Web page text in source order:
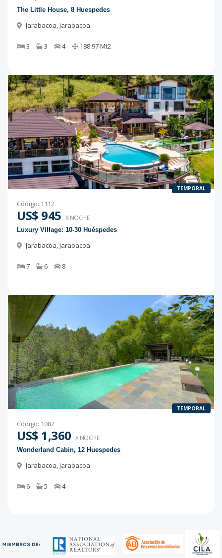
The Little House, 8 Huespedes
Jarabacoa,Jarabacoa
3 3 4 188.97Mt2
TEMPORAL
Código: 1112
US$ 945 X NOCHE
Luxury Village: 10-30 Huéspedes
Jarabacoa,Jarabacoa
7 6 8
TEMPORAL
Código: 1082
US$ 1,360 X NOCHE
Wonderland Cabin, 12 Huespedes
Jarabacoa,Jarabacoa
6 5 4